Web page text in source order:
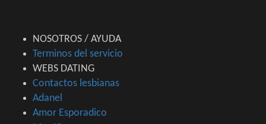
NOSOTROS / AYUDA
Terminos del servicio
WEBS DATING
Contactos lesbianas
Adanel
Amor Esporadico